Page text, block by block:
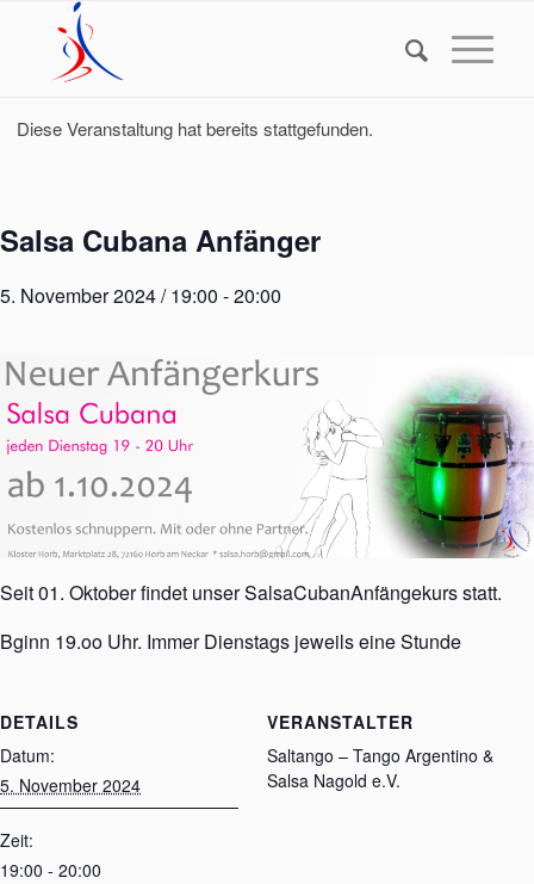
Diese Veranstaltung hat bereits stattgefunden.
Salsa Cubana Anfänger
5. November 2024 / 19:00 -20:00
Seit 01. Oktober findet unser SalsaCubanAnfängekurs statt.
Bginn 19.oo Uhr. Immer Dienstags jeweils eine Stunde
DETAILS
Datum:
5. November 2024
Zeit:
19:00 - 20:00
VERANSTALTER
Saltango – Tango Argentino &
Salsa Nagold e.V.